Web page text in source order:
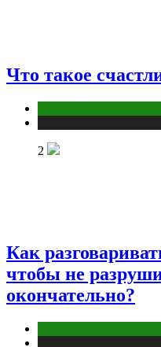
Что такое
2
Как
чтобы не
окончательно?